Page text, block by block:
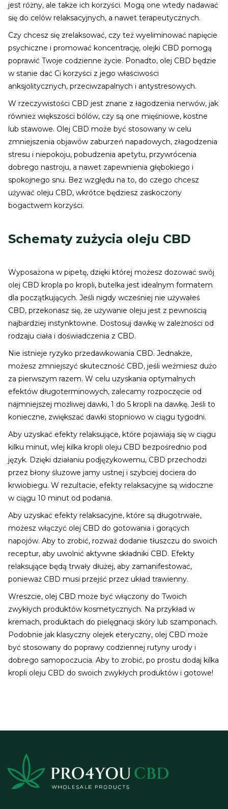
jest różny, ale także ich korzyści. Mogą one wtedy nadawać
się do celów relaksacyjnych, a nawet terapeutycznych.
Czy chcesz się zrelaksować, czy też wyeliminować napięcie
psychiczne i promować koncentrację, olejki CBD pomogą
poprawić Twoje codzienne życie. Ponadto, olej CBD będzie
w stanie dać Ci korzyści z jego właściwości
anksjolitycznych, przeciwzapalnych i antystresowych.
W rzeczywistości CBD jest znane z łagodzenia nerwów, jak
również większości bólów, czy są one mięśniowe, kostne
lub stawowe. Olej CBD może być stosowany w celu
zmniejszenia objawów zaburzeń napadowych, złagodzenia
stresu i niepokoju, pobudzenia apetytu, przywrócenia
dobrego nastroju, a nawet zapewnienia głębokiego i
spokojnego snu. Bez względu na to, do czego chcesz
używać oleju CBD, wkrótce będziesz zaskoczony
bogactwem korzyści.
Schematy zużycia oleju CBD
Wyposażona w pipetę, dzięki której możesz dozować swój
olej CBD kropla po kropli, butelka jest idealnym formatem
dla początkujących. Jeśli nigdy wcześniej nie używałeś
CBD, przekonasz się, że używanie oleju jest z pewnością
najbardziej instynktowne. Dostosuj dawkę w zależności od
rodzaju ciała i doświadczenia z CBD.
Nie istnieje ryzyko przedawkowania CBD. Jednakże,
możesz zmniejszyć skuteczność CBD, jeśli weźmiesz dużo
za pierwszym razem. W celu uzyskania optymalnych
efektów długoterminowych, zalecamy rozpoczęcie od
najmniejszej możliwej dawki, 1 do 5 kropli na dawkę. Jeśli to
konieczne, zwiększać dawki stopniowo w ciągu tygodni.
Aby uzyskać efekty relaksujące, które pojawiają się w ciągu
kilku minut, wlej kilka kropli oleju CBD bezpośrednio pod
język. Dzięki działaniu podjęzykowemu, CBD przechodzi
przez błony śluzowe jamy ustnej i szybciej dociera do
krwiobiegu. W rezultacie, efekty relaksacyjne są widoczne
w ciągu 10 minut od podania.
Aby uzyskać efekty relaksacyjne, które są długotrwałe,
możesz włączyć olej CBD do gotowania i gorących
napojów. Aby to zrobić, rozważ dodanie tłuszczu do swoich
receptur, aby uwolnić aktywne składniki CBD. Efekty
relaksujące będą trwały dłużej, aby zamanifestować,
ponieważ CBD musi przejść przez układ trawienny.
Wreszcie, olej CBD może być włączony do Twoich
zwykłych produktów kosmetycznych. Na przykład w
kremach, produktach do pielęgnacji skóry lub szamponach.
Podobnie jak klasyczny olejek eteryczny, olej CBD może
być stosowany do poprawy codziennej rutyny urody i
dobrego samopoczucia. Aby to zrobić, po prostu dodaj kilka
kropli oleju CBD do swoich zwykłych produktów i gotowe!